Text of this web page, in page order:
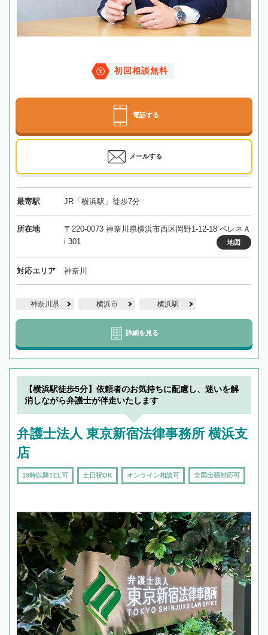
初回相談無料
電話する
メールする
最寄駅 JR「横浜駅」徒歩7分
所在地
〒220-0073 神奈川県横浜市西区岡野1-12-18 ペレネＡ
i 301
地図
対応エリア 神奈川
神奈川県 横浜市 横浜駅
詳細を見る
【横浜駅徒歩5分】依頼者のお気持ちに配慮し、迷いを解
消しながら弁護士が伴走いたします
弁護士法人 東京新宿法律事務所 横浜支
店
19時以降TEL可 土日祝OK オンライン相談可 全国出張対応可